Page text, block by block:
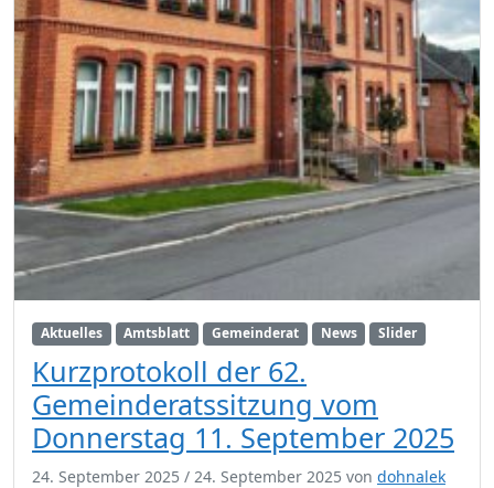
Aktuelles Amtsblatt Gemeinderat News Slider
Kurzprotokoll der 62.
Gemeinderatssitzung vom
Donnerstag 11. September 2025
24. September 2025 / 24. September 2025 von dohnalek